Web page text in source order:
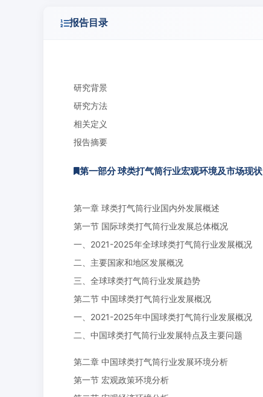
报告目录
研究背景
研究方法
相关定义
报告摘要
第一部分 球类打气筒行业宏观环境及市场现状
第一章 球类打气筒行业国内外发展概述
第一节 国际球类打气筒行业发展总体概况
一、2021-2025年全球球类打气筒行业发展概况
二、主要国家和地区发展概况
三、全球球类打气筒行业发展趋势
第二节 中国球类打气筒行业发展概况
一、2021-2025年中国球类打气筒行业发展概况
二、中国球类打气筒行业发展特点及主要问题
第二章 中国球类打气筒行业发展环境分析
第一节 宏观政策环境分析